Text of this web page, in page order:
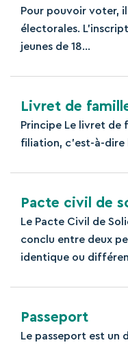
Pour pouvoir voter,
électorales.
jeunes de 18...
Livret de
Principe Le livret de
filiation, c'est-à-dire
Pacte civil de
Le Pacte Civil de
conclu entre deux
identique ou
Passeport
Le passeport est un